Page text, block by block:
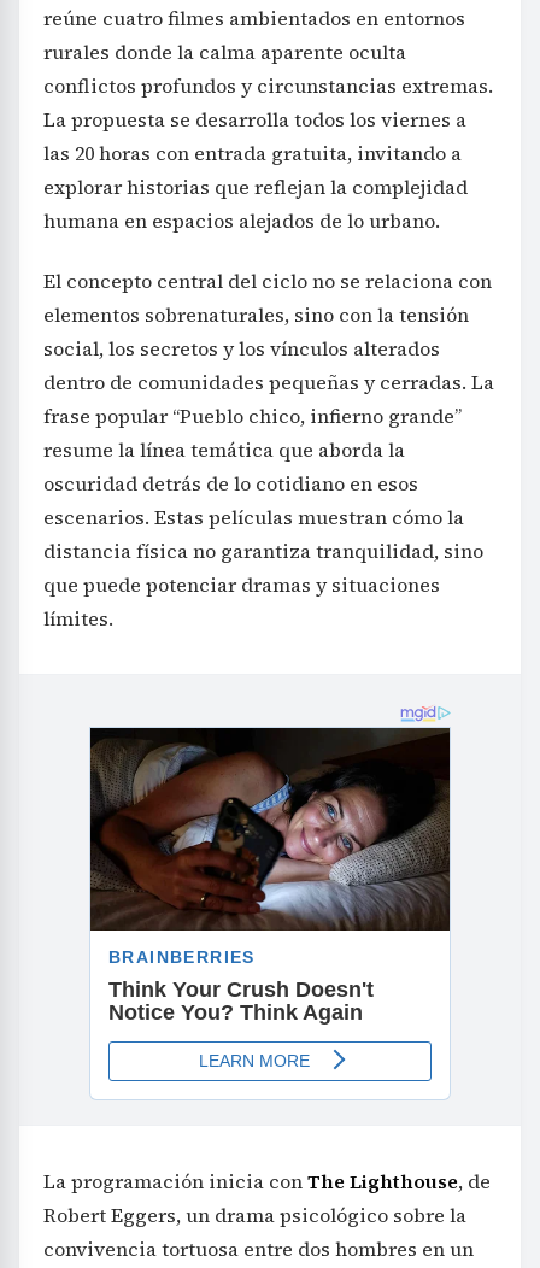
reúne cuatro filmes ambientados en entornos
rurales donde la calma aparente oculta
conflictos profundos y circunstancias extremas.
La propuesta se desarrolla todos los viernes a
las 20 horas con entrada gratuita, invitando a
explorar historias que reflejan la complejidad
humana en espacios alejados de lo urbano.
El concepto central del ciclo no se relaciona con
elementos sobrenaturales, sino con la tensión
social, los secretos y los vínculos alterados
dentro de comunidades pequeñas y cerradas. La
frase popular “Pueblo chico, infierno grande”
resume la línea temática que aborda la
oscuridad detrás de lo cotidiano en esos
escenarios. Estas películas muestran cómo la
distancia física no garantiza tranquilidad, sino
que puede potenciar dramas y situaciones
límites.
La programación inicia conThe Lighthouse, de
Robert Eggers, un drama psicológico sobre la
convivencia tortuosa entre dos hombres en un